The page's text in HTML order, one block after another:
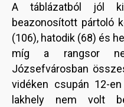
A táblázatból jól
beazonosított pártoló
(106), hatodik (68) és
míg a rangsor
Józsefvárosban
vidéken csupán 12-
lakhely nem volt